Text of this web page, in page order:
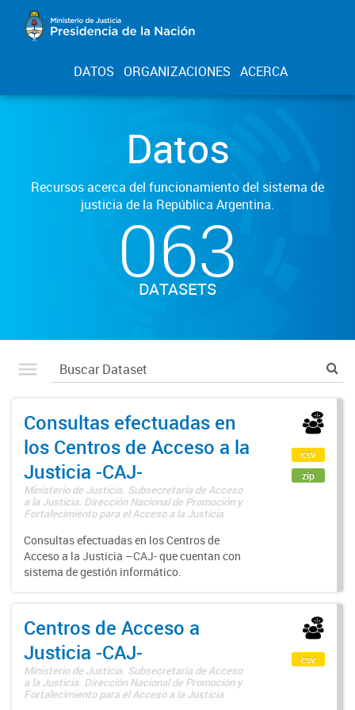
DATOS ORGANIZACIONES ACERCA
Datos
Recursos acerca del funcionamiento del sistema de
justicia de la República Argentina.
063
DATASETS
Consultas efectuadas en
los Centros de Acceso a la
Justicia -CAJ-
Ministerio de Justicia. Subsecretaría de Acceso
a la Justicia. Dirección Nacional de Promoción y
Fortalecimiento para el Acceso a la Justicia
Consultas efectuadas en los Centros de
Acceso a la Justicia –CAJ- que cuentan con
sistema de gestión informático.
csv
zip
Centros de Acceso a
Justicia -CAJ-
Ministerio de Justicia. Subsecretaría de Acceso
a la Justicia. Dirección Nacional de Promoción y
Fortalecimiento para el Acceso a la Justicia
csv